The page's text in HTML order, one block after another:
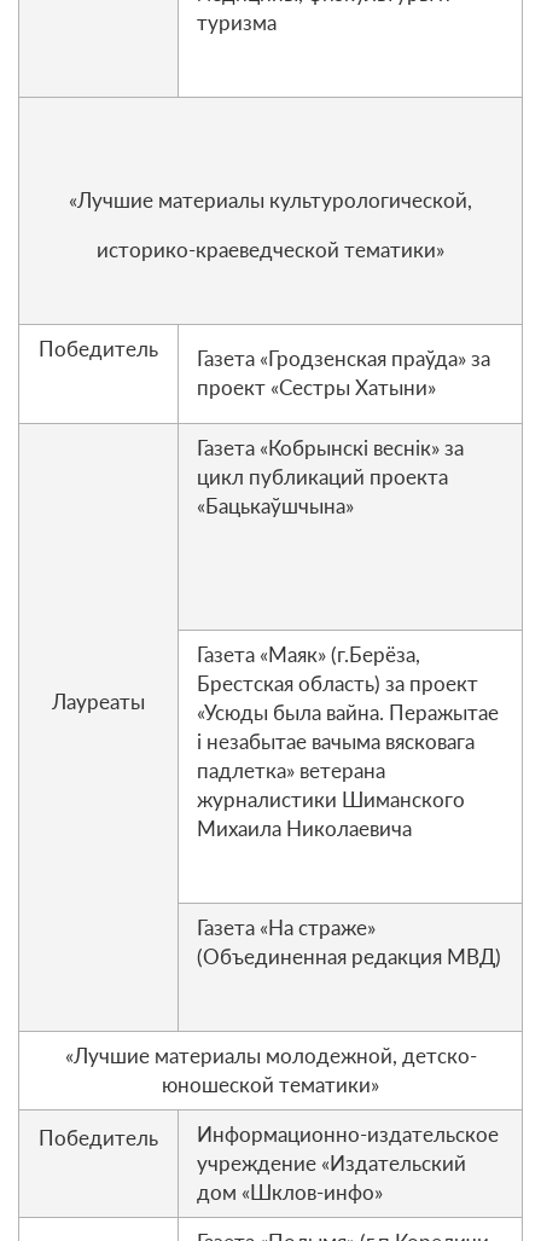
туризма
«Лучшие материалы культурологической,
историко-краеведческой тематики»
Победитель
Газета «Гродзенская праўда» за
проект «Сестры Хатыни»
Лауреаты
Газета «Кобрынскі веснік» за
цикл публикаций проекта
«Бацькаўшчына»
Газета «Маяк» (г.Берёза,
Брестская область) за проект
«Усюды была вайна. Перажытае
і незабытае вачыма вясковага
падлетка» ветерана
журналистики Шиманского
Михаила Николаевича
Газета «На страже»
(Объединенная редакция МВД)
«Лучшие материалы молодежной, детско-
юношеской тематики»
Победитель
Информационно-издательское
учреждение «Издательский
дом «Шклов-инфо»